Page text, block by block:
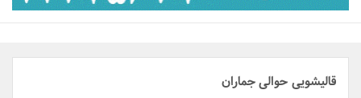
قالیشویی حوالی جماران